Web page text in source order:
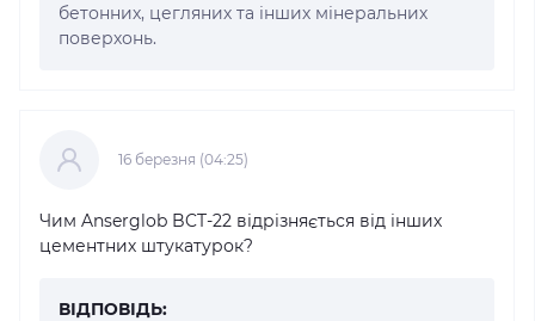
бетонних, цегляних та інших мінеральних
поверхонь.
16 березня (04:25)
Чим Anserglob BCT-22 відрізняється від інших
цементних штукатурок?
ВІДПОВІДЬ: